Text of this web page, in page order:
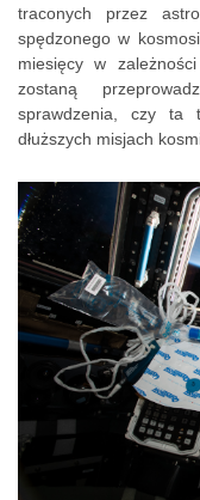
traconych przez
spędzonego w
miesięcy w
zostaną
sprawdzenia, czy ta
dłuższych misjach